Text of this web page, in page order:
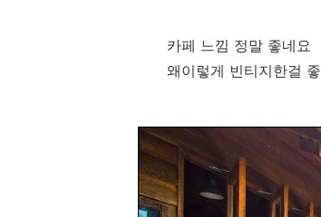
카페 느낌 정말 좋네요
왜이렇게 빈티지한걸